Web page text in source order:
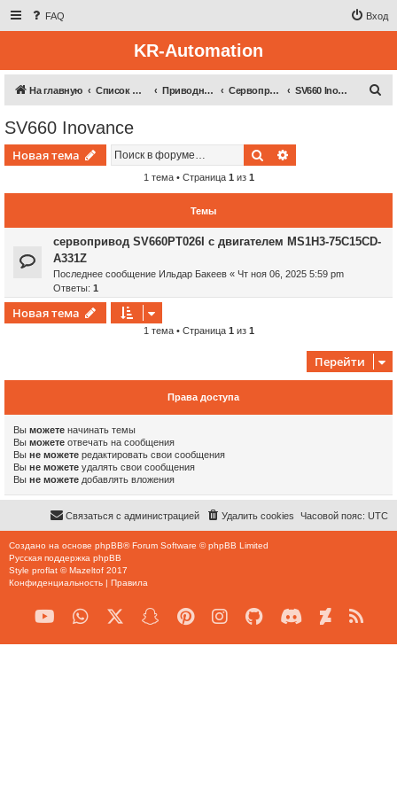
FAQ Вход
KR-Automation
На главную Список форумов Приводная техника Сервоприводы (Inovance, Veikong) SV660 Inovance
SV660 Inovance
Новая тема Поиск
1 тема • Страница 1 из 1
Темы
сервопривод SV660PT026I с двигателем MS1H3-75C15CD-
A331Z
Последнее сообщение Ильдар Бакеев « Чт ноя 06, 2025 5:59 pm
Ответы: 1
Новая тема
1 тема • Страница 1 из 1
Перейти
Права доступа
Вы можете начинать темы
Вы можете отвечать на сообщения
Вы не можете редактировать свои сообщения
Вы не можете удалять свои сообщения
Вы не можете добавлять вложения
Часовой пояс: UTC
Удалить cookies
Связаться с администрацией
Создано на основе phpBB® Forum Software © phpBB Limited
Русская поддержка phpBB
Style proflat ©Mazeltof 2017
Конфиденциальность | Правила